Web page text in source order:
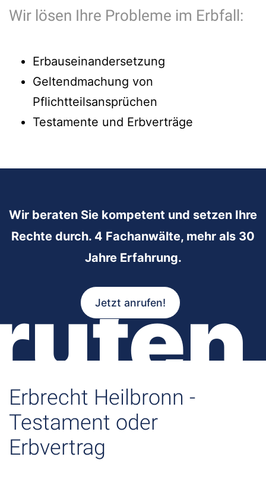
Wir lösen Ihre Probleme im Erbfall:
Erbauseinandersetzung
Geltendmachung von
Pflichtteilsansprüchen
Testamente und Erbverträge
Wir beraten Sie kompetent und setzen Ihre
Rechte durch. 4 Fachanwälte, mehr als 30
Jahre Erfahrung.
Jetzt anrufen!
Erbrecht Heilbronn -
Testament oder
Erbvertrag